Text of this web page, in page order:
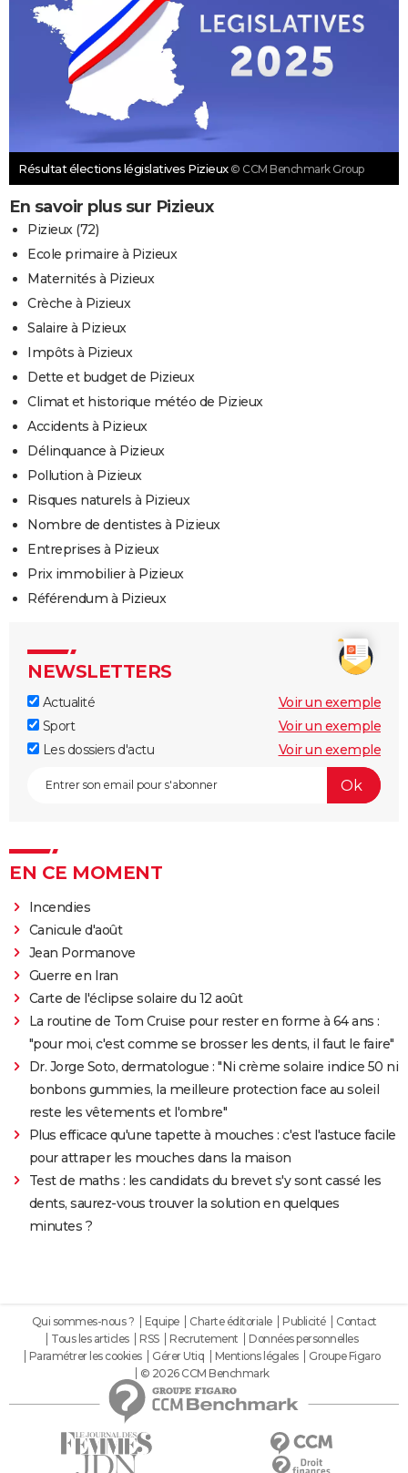
Résultat élections législatives Pizieux © CCM Benchmark Group
En savoir plus sur Pizieux
Pizieux (72)
Ecole primaire à Pizieux
Maternités à Pizieux
Crèche à Pizieux
Salaire à Pizieux
Impôts à Pizieux
Dette et budget de Pizieux
Climat et historique météo de Pizieux
Accidents à Pizieux
Délinquance à Pizieux
Pollution à Pizieux
Risques naturels à Pizieux
Nombre de dentistes à Pizieux
Entreprises à Pizieux
Prix immobilier à Pizieux
Référendum à Pizieux
NEWSLETTERS
Actualité
Voir un exemple
Sport
Voir un exemple
Les dossiers d'actu
Voir un exemple
EN CE MOMENT
Incendies
Canicule d'août
Jean Pormanove
Guerre en Iran
Carte de l'éclipse solaire du 12 août
La routine de Tom Cruise pour rester en forme à 64 ans :
"pour moi, c'est comme se brosser les dents, il faut le faire"
Dr. Jorge Soto, dermatologue : "Ni crème solaire indice 50 ni
bonbons gummies, la meilleure protection face au soleil
reste les vêtements et l'ombre"
Plus efficace qu'une tapette à mouches : c'est l'astuce facile
pour attraper les mouches dans la maison
Test de maths : les candidats du brevet s'y sont cassé les
dents, saurez-vous trouver la solution en quelques
minutes ?
Qui sommes-nous ? Equipe Charte éditoriale Publicité
Contact
Tous les articles
RSS Recrutement
Données personnelles
Paramétrer les cookies
Gérer Utiq Mentions légales
Groupe Figaro
© 2026 CCM Benchmark